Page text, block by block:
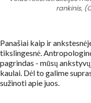
rankinis,
Panašiai kaip ir
tikslingesnė.
pagrindas - mūsų
kaulai. Dėl to galime
sužinoti apie juos.